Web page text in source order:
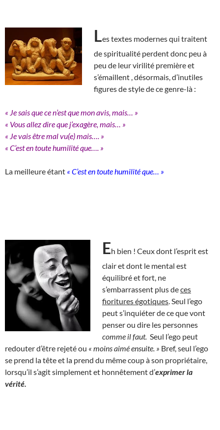
Les textes modernes qui traitent
de spiritualité perdent donc peu à
peu de leur virilité première et
s’émaillent , désormais, d’inutiles
figures de style de ce genre-là :
« Je sais que ce n’est que mon avis, mais… »
« Vous allez dire que j’exagère, mais… »
« Je vais être mal vu(e) mais…. »
« C’est en toute humilité que…. »
La meilleure étant « C’est en toute humilité que… »
Eh bien ! Ceux dont l’esprit est
clair et dont le mental est
équilibré et fort, ne
s’embarrassent plus deces
fioritures égotiques . Seul l’ego
peut s’inquiéter de ce que vont
penser ou dire les personnes
comme il faut. Seul l’ego peut
redouter d’être rejeté ou « moins aimé ensuite. » Bref, seul l’ego
se prend la tête et la prend du même coup à son propriétaire,
lorsqu’il s’agit simplement et honnêtement d’exprimer la
vérité.